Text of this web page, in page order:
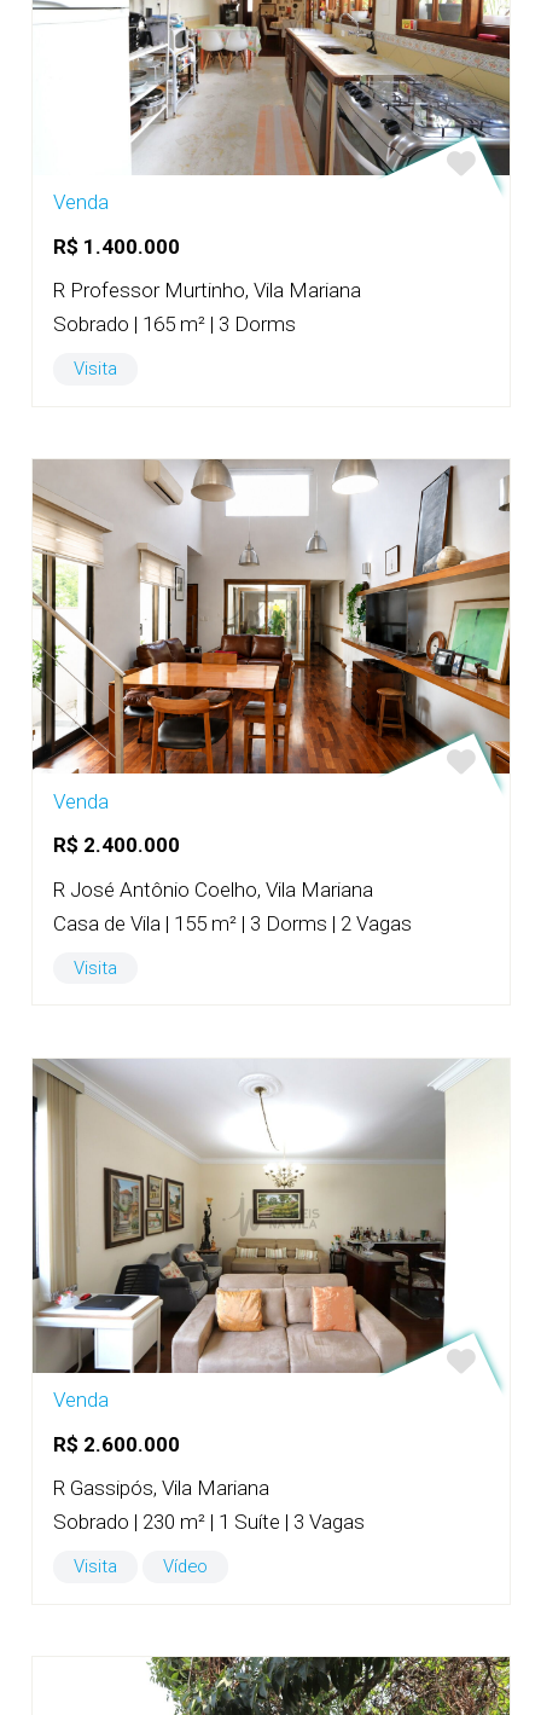
Venda
R$ 1.400.000
R Professor Murtinho, Vila Mariana
Sobrado | 165 m² | 3 Dorms
Visita
Venda
R$ 2.400.000
R José Antônio Coelho, Vila Mariana
Casa de Vila | 155 m² | 3 Dorms | 2 Vagas
Visita
Venda
R$ 2.600.000
R Gassipós, Vila Mariana
Sobrado | 230 m² | 1 Suíte | 3 Vagas
Visita Vídeo